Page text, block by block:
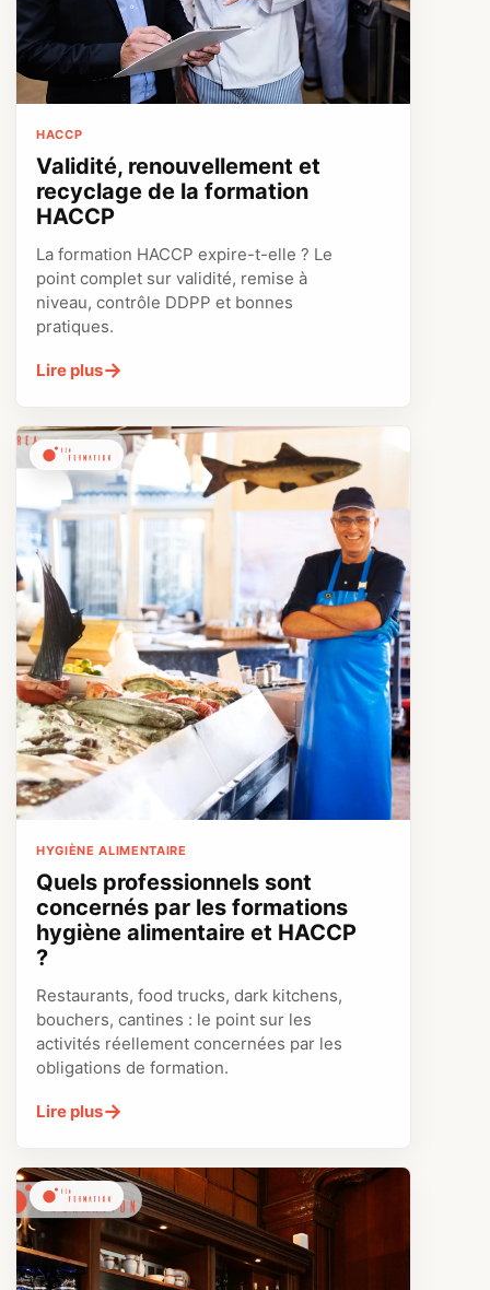
HACCP
Validité, renouvellement et
recyclage de la formation
HACCP
La formation HACCP expire-t-elle ? Le
point complet sur validité, remise à
niveau, contrôle DDPP et bonnes
pratiques.
Lire plus→
HYGIÈNE ALIMENTAIRE
Quels professionnels sont
concernés par les formations
hygiène alimentaire et HACCP
?
Restaurants, food trucks, dark kitchens,
bouchers, cantines : le point sur les
activités réellement concernées par les
obligations de formation.
Lire plus→